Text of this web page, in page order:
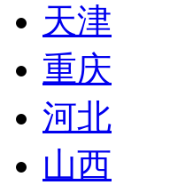
天津
重庆
河北
山西